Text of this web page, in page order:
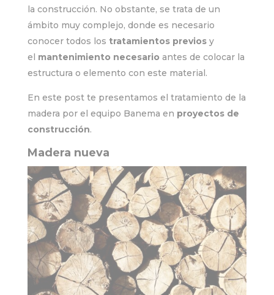
la construcción. No obstante, se trata de un
ámbito muy complejo, donde es necesario
conocer todos los tratamientos previosy
el mantenimiento necesario antes de colocar la
estructura o elemento con este material.
En este post te presentamos el tratamiento de la
madera por el equipo Banema en proyectos de
construcción.
Madera nueva